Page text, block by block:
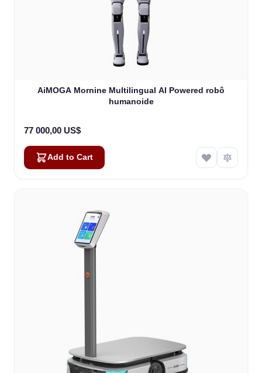
AiMOGA Mornine Multilingual AI Powered robô
humanoide
77 000,00 US$
Add to Cart